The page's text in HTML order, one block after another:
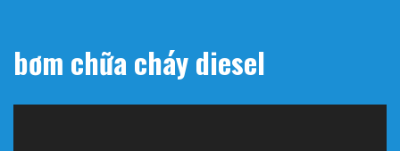
bơm chữa cháy diesel